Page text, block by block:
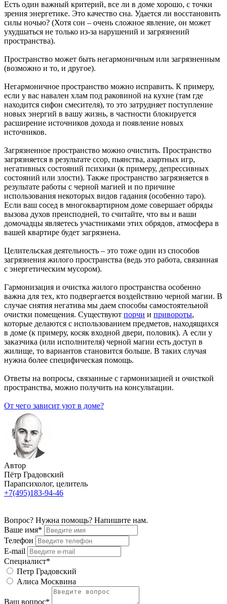
Есть один важный критерий, все ли в доме хорошо, с точки
зрения энергетике. Это качество сна. Удается ли восстановить
силы ночью? (Хотя сон – очень сложное явление, он может
ухудшаться не только из-за нарушений и загрязнений
пространства).
Пространство может быть негармоничным или загрязненным
(возможно и то, и другое).
Негармоничное пространство можно исправить. К примеру,
если у вас навален хлам под раковиной на кухне (там где
находится сифон смесителя), то это затрудняет поступление
новых энергий в вашу жизнь, в частности блокируется
расширение источников дохода и появление новых
источников.
Загрязненное пространство можно очистить. Пространство
загрязняется в результате ссор, пьянства, азартных игр,
негативных состояний психики (к примеру, депрессивных
состояний или злости). Также пространство загрязняется в
результате работы с черной магией и по причине
использования некоторых видов гадания (особенно таро).
Если ваш сосед в многоквартирном доме совершает обряды
вызова духов преисподней, то считайте, что вы и ваши
домочадцы являетесь участниками этих обрядов, атмосфера в
вашей квартире будет загрязнена.
Целительская деятельность – это тоже один из способов
загрязнения жилого пространства (ведь это работа, связанная
с энергетическим мусором).
Гармонизация и очистка жилого пространства особенно
важна для тех, кто подвергается воздействию черной магии. В
случае снятия негатива мы даем способы самостоятельной
очистки помещения. Существуют порчи и привороты,
которые делаются с использованием предметов, находящихся
в доме (к примеру, косяк входной двери, половик). А если у
заказчика (или исполнителя) черной магии есть доступ в
жилище, то вариантов становится больше. В таких случая
нужна более специфическая помощь.
Ответы на вопросы, связанные с гармонизацией и очисткой
пространства, можно получить на консультации.
От чего зависит уют в доме?
Автор
Пётр Градовский
Парапсихолог, целитель
+7(495)183-94-46
Вопрос? Нужна помощь? Напишите нам.
Ваше имя*
Телефон
E-mail
Специалист*
Петр Градовский
Алиса Москвина
Ваш вопрос*